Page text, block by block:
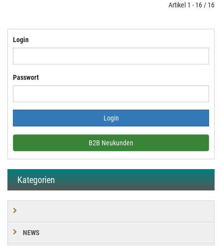
Artikel 1 - 16 / 16
Login
Passwort
B2B Neukunden
Kategorien
NEWS